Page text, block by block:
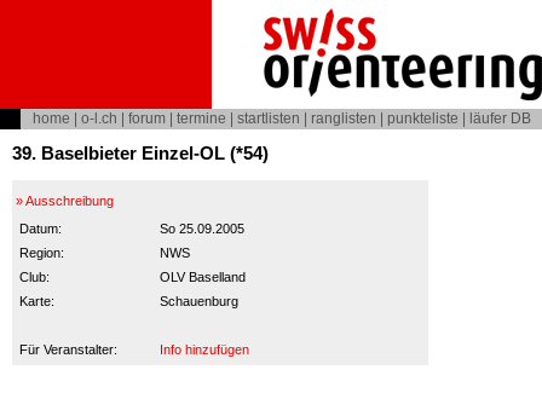
home o-l.ch forum termine startlisten ranglisten punkteliste läufer DB
39. Baselbieter Einzel-OL (*54)
» Ausschreibung
Datum:
So 25.09.2005
Region:
NWS
Club:
OLV Baselland
Karte:
Schauenburg
Für Veranstalter: Info hinzufügen